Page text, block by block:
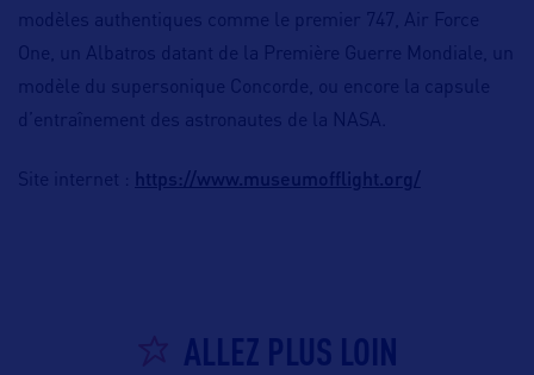
modèles authentiques comme le premier 747, Air Force
One, un Albatros datant de la Première Guerre Mondiale, un
modèle du supersonique Concorde, ou encore la capsule
d’entraînement des astronautes de la NASA.
Site internet : https://www.museumofflight.org/
ALLEZ PLUS LOIN